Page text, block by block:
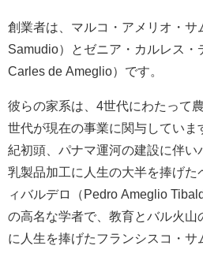
創業者は、マルコ・アメリオ・
Samudio）とゼニア・カルレス・
Carles de Ameglio）です。
彼らの家系は、4世代にわたって
世代が現在の事業に関与していま
紀初頭、パナマ運河の建設に伴い
乳製品加工に人生の大半を捧げた
ィバルデロ（Pedro Ameglio
の高名な学者で、教育とバル火山
に人生を捧げたフランシスコ・サ